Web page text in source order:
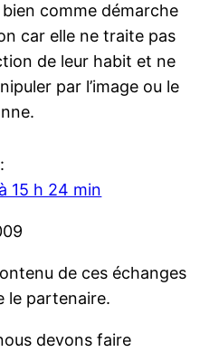
bien comme démarche
car elle ne traite pas
de leur habit et ne
par l’image ou le
15 h 24 min
de ces échanges
le partenaire.
devons faire